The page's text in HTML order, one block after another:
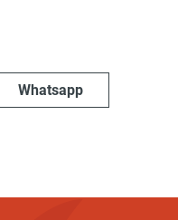
Whatsapp